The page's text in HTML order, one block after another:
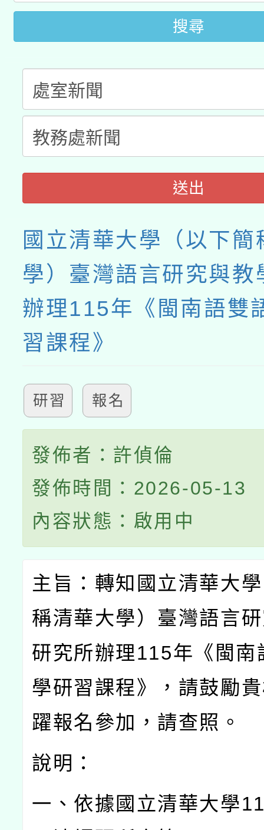
搜尋
送出
國立清華大學（以下簡
學）臺灣語言研究與教
辦理115年《閩南語雙
習課程》
研習 報名
發佈者：許偵倫
發佈時間：2026-05-13
內容狀態：啟用中
主旨：轉知國立清華大
稱清華大學）臺灣語言
研究所辦理115年《閩南
學研習課程》，請鼓勵
躍報名參加，請查照。
說明：
一、依據國立清華大學